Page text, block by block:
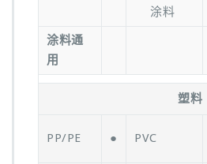
涂料
涂料通
用
塑料
PP/PE ● PVC